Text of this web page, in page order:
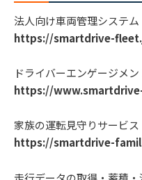
法人向け車両管理シス
https://smartdrive-
ドライバーエンゲージメ
https://
家族の運転見守りサービ
https://smartdrive-